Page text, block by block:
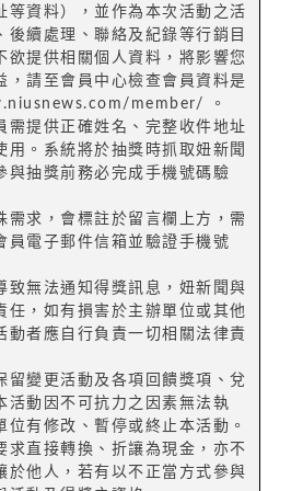
等資料），並作為本次活動之活
後續處理、聯絡及紀錄等行銷目
欲提供相關個人資料，將影響您
，請至會員中心檢查會員資料是
member/ 。
需提供正確姓名、完整收件地址
用。系統將於抽獎時抓取妞新聞
與抽獎前務必完成手機號碼驗
需求，會標註於留言欄上方，需
員電子郵件信箱並驗證手機號
致無法通知得獎訊息，妞新聞與
任，如有損害於主辦單位或其他
動者應自行負責一切相關法律責
留變更活動及各項回饋獎項、兌
活動因不可抗力之因素無法執
位有修改、暫停或終止本活動。
求直接轉換、折讓為現金，亦不
於他人，若有以不正當方式參與